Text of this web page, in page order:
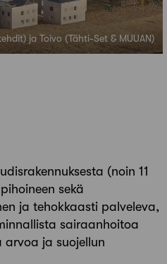
ja Toivo (Tähti-Set & MUUAN)
(noin 11
sekä
ja tehokkaasti palveleva,
sairaanhoitoa
ja suojellun